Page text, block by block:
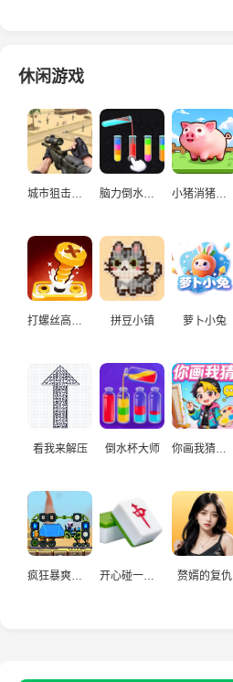
休闲游戏
城市狙击手游戏 脑力倒水挑战 小猪消猪猪游戏
打螺丝高手益智游戏 拼豆小镇 萝卜小兔
看我来解压 倒水杯大师
赘婿的复仇